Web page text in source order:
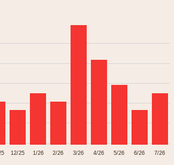
12/25 1/26 2/26 3/26 4/26 5/26 6/26 7/26